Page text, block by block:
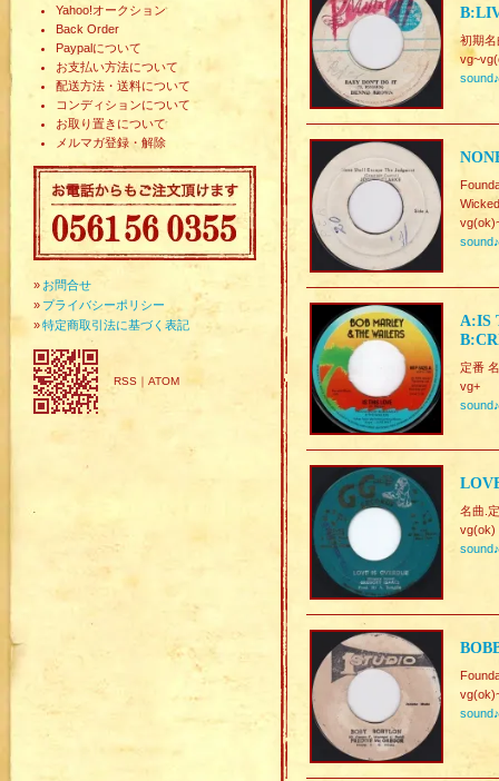
Yahoo!オークション
Back Order
Paypalについて
お支払い方法について
配送方法・送料について
コンディションについて
お取り置きについて
メルマガ登録・解除
» お問合せ
» プライバシーポリシー
»特定商取引法に基づく表記
RSS ｜ ATOM
初期名
sound♪
sound♪
A:IS
定番
vg+
sound♪
名曲.
vg(ok)
sound♪
sound♪